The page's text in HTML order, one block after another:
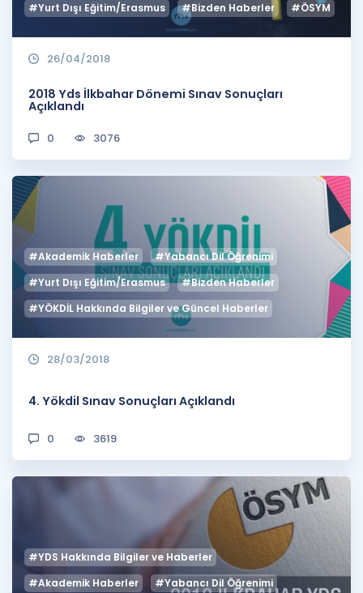
#Yurt Dışı Eğitim/Erasmus
#Bizden Haberler #ÖSYM
26/04/2018
2018 Yds İlkbahar Dönemi Sınav Sonuçları
Açıklandı
0 3076
#Akademik Haberler
#Yabancı Dil Öğrenimi
#Yurt Dışı Eğitim/Erasmus
#Bizden Haberler
#YÖKDİL Hakkında Bilgiler ve Güncel Haberler
28/03/2018
4. Yökdil Sınav Sonuçları Açıklandı
0 3619
#YDS Hakkında Bilgiler ve Haberler
#Akademik Haberler
#Yabancı Dil Öğrenimi